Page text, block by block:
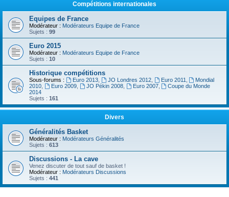
Compétitions internationales
Equipes de France
Modérateur : Modérateurs Equipe de France
Sujets : 99
Euro 2015
Modérateur : Modérateurs Equipe de France
Sujets : 10
Historique compétitions
Sous-forums : Euro 2013, JO Londres 2012, Euro 2011
Mondial
2010
Euro 2009, JO Pékin 2008, Euro 2007,
Coupe du Monde
2014
Sujets : 161
Divers
Généralités Basket
Modérateur : Modérateurs Généralités
Sujets : 613
Discussions - La cave
Venez discuter de tout sauf de basket !
Modérateur : Modérateurs Discussions
Sujets : 441